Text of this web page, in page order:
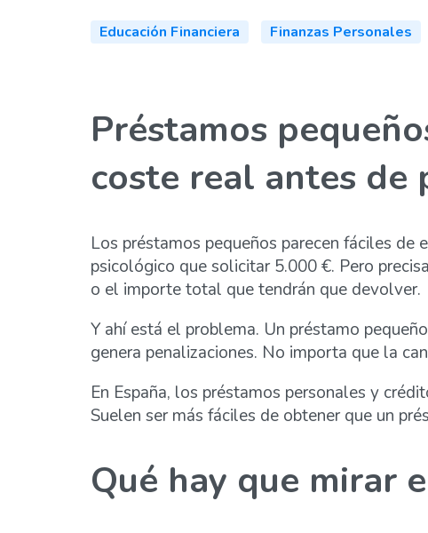
Educación Financiera Finanzas Personales
Préstamos
coste real antes de
Los préstamos pequeños parecen fáciles
psicológico que solicitar 5.000 €. Pero
o el importe total que tendrán que devolver.
Y ahí está el problema. Un préstamo
genera penalizaciones. No importa que la
En España, los préstamos personales y
Suelen ser más fáciles de obtener que un
Qué hay que mirar